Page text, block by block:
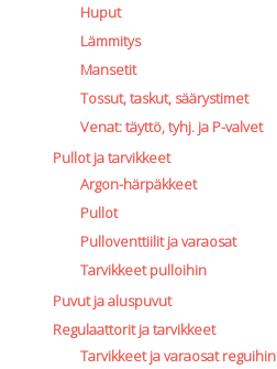
Huput
Lämmitys
Mansetit
Tossut, taskut, säärystimet
Venat: täyttö, tyhj. ja P-valvet
Pullot ja tarvikkeet
Argon-härpäkkeet
Pullot
Pulloventtiilit ja varaosat
Tarvikkeet pulloihin
Puvut ja aluspuvut
Regulaattorit ja tarvikkeet
Tarvikkeet ja varaosat reguihin